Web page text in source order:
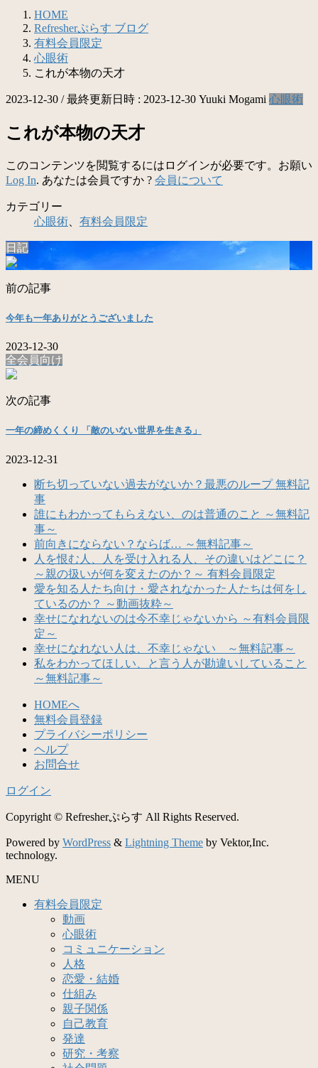
HOME
Refresherぷらす ブログ
有料会員限定
心眼術
これが本物の天才
2023-12-30 / 最終更新日時 : 2023-12-30 Yuuki Mogami 心眼術
これが本物の天才
このコンテンツを閲覧するにはログインが必要です。お願い
Log In. あなたは会員ですか ? 会員について
カテゴリー
心眼術
有料会員限定
日記
前の記事
今年も一年ありがとうございました
2023-12-30
全会員向け
次の記事
一年の締めくくり 「敵のいない世界を生きる」
2023-12-31
断ち切っていない過去がないか？最悪のループ 無料記
事
誰にもわかってもらえない、のは普通のこと ～無料記
事～
前向きにならない？ならば… ～無料記事～
人を恨む人、人を受け入れる人、その違いはどこに？
～親の扱いが何を変えたのか？～ 有料会員限定
愛を知る人たち向け・愛されなかった人たちは何をし
ているのか？ ～動画抜粋～
幸せになれないのは今不幸じゃないから ～有料会員限
定～
幸せになれない人は、不幸じゃない ～無料記事～
私をわかってほしい、と言う人が勘違いしていること
～無料記事～
HOMEへ
無料会員登録
プライバシーポリシー
ヘルプ
お問合せ
ログイン
Copyright © Refresherぷらす All Rights Reserved.
Powered by WordPress & Lightning Theme by Vektor,Inc.
technology.
MENU
有料会員限定
動画
心眼術
コミュニケーション
人格
恋愛・結婚
仕組み
親子関係
自己教育
発達
研究・考察